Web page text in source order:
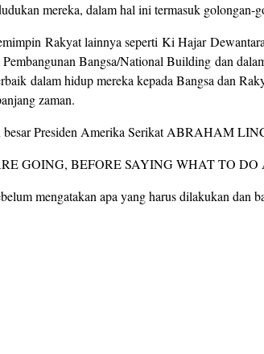
mereka, dalam hal ini termasuk golongan-
Rakyat lainnya seperti Ki Hajar
Bangsa/National Building dan
dalam hidup mereka kepada Bangsa dan
zaman.
besar Presiden Amerika Serikat ABRAHAM
GOING, BEFORE SAYING WHAT TO
mengatakan apa yang harus dilakukan dan